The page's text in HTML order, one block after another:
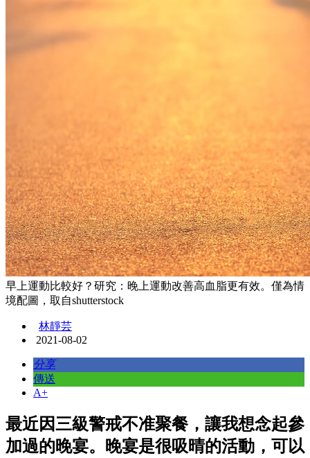
早上運動比較好？研究：晚上運動改善高血脂更有效。僅為情
境配圖，取自shutterstock
林靜芸
2021-08-02
分享
傳送
A+
最近因三級警戒不准聚餐，讓我想念起參
加過的晚宴。晚宴是很吸晴的活動，可以